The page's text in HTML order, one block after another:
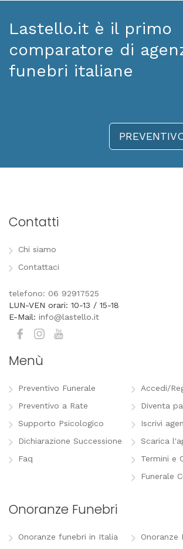
Lastello.it è il primo
comparatore di
funebri italiane
Contatti
Chi siamo
Contattaci
telefono: 06 92917525
LUN-VEN orari: 10-13 / 15-18
E-Mail: info@lastello.it
Menù
Preventivo Funerale
Preventivo a Rate
Supporto Psicologico
Dichiarazione Successione
Faq
Accedi/
Diventa
Iscrivi
Scarica
Termini e
Funerale
Onoranze Funebri
Onoranze funebri in Italia Onoranze